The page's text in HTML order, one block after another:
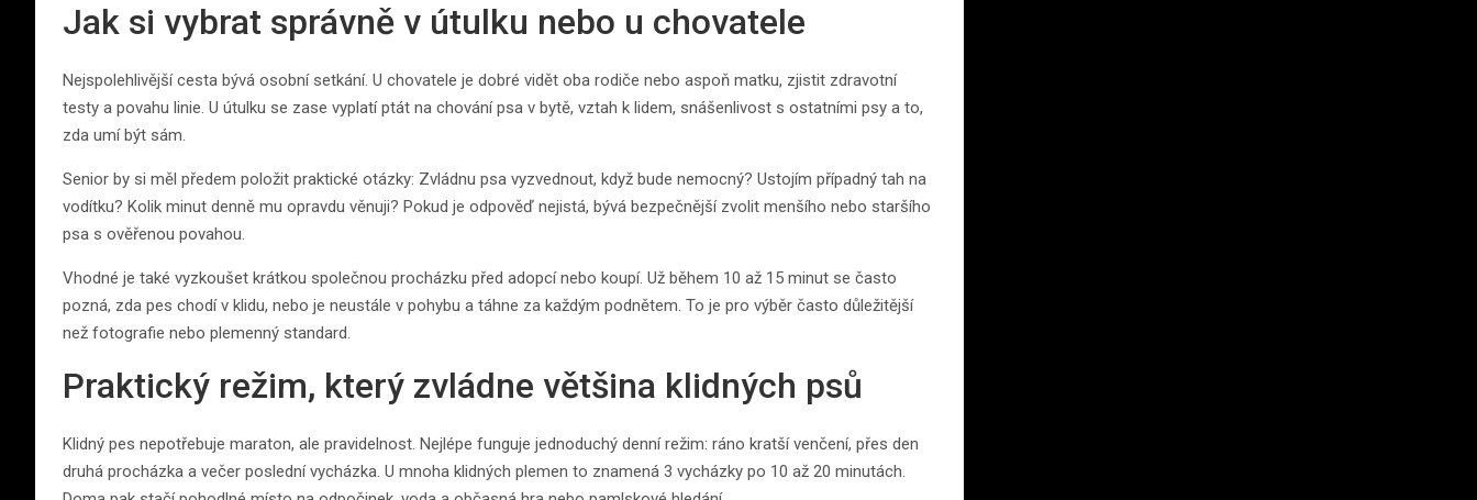
Jak si vybrat správně v útulku nebo u chovatele
Nejspolehlivější cesta bývá osobní setkání. U chovatele je dobré vidět oba rodiče nebo aspoň matku, zjistit zdravotní
testy a povahu linie. U útulku se zase vyplatí ptát na chování psa v bytě, vztah k lidem, snášenlivost s ostatními psy a to,
zda umí být sám.
Senior by si měl předem položit praktické otázky: Zvládnu psa vyzvednout, když bude nemocný? Ustojím případný tah na
vodítku? Kolik minut denně mu opravdu věnuji? Pokud je odpověď nejistá, bývá bezpečnější zvolit menšího nebo staršího
psa s ověřenou povahou.
Vhodné je také vyzkoušet krátkou společnou procházku před adopcí nebo koupí. Už během 10 až 15 minut se často
pozná, zda pes chodí v klidu, nebo je neustále v pohybu a táhne za každým podnětem. To je pro výběr často důležitější
než fotografie nebo plemenný standard.
Praktický režim, který zvládne většina klidných psů
Klidný pes nepotřebuje maraton, ale pravidelnost. Nejlépe funguje jednoduchý denní režim: ráno kratší venčení, přes den
druhá procházka a večer poslední vycházka. U mnoha klidných plemen to znamená 3 vycházky po 10 až 20 minutách.